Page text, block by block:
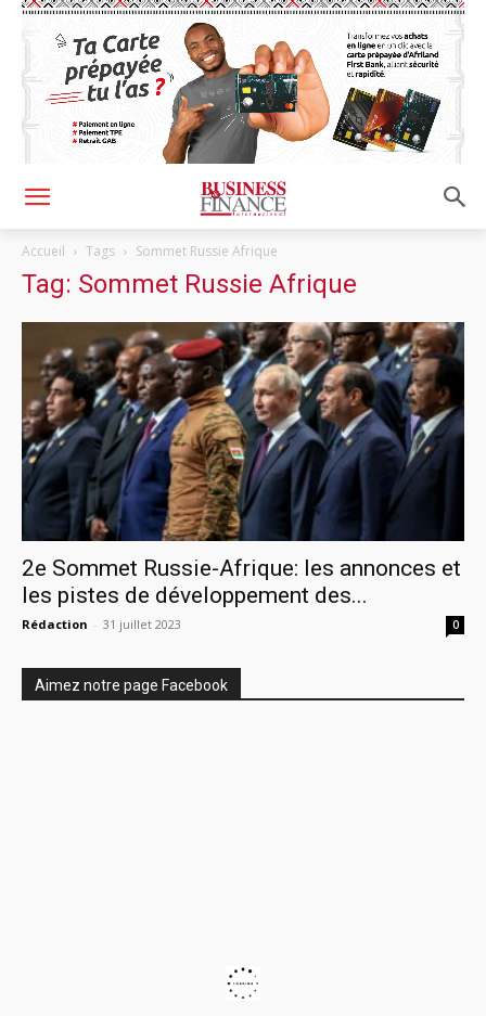
Accueil Tags Sommet Russie Afrique
Tag: Sommet Russie Afrique
2e Sommet Russie-Afrique: les annonces et
les pistes de développement des...
Rédaction - 31 juillet 2023 0
Aimez notre page Facebook